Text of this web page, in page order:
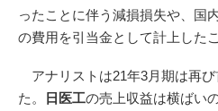
ったことに伴う減損損失や、国
の費用を引当金として計上した
アナリストは21年3月期は再
た。
日医工の売上収益は横ばい